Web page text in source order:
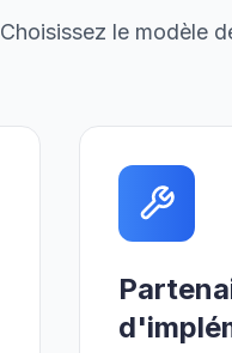
Choisissez le modèle